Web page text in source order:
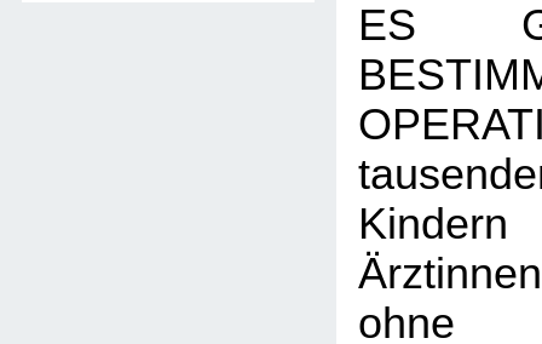
ES
ohne